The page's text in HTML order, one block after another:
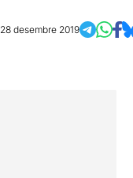
28 desembre 2019